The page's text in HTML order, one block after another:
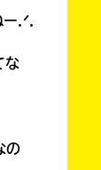
ー.ᐟ.
な
の